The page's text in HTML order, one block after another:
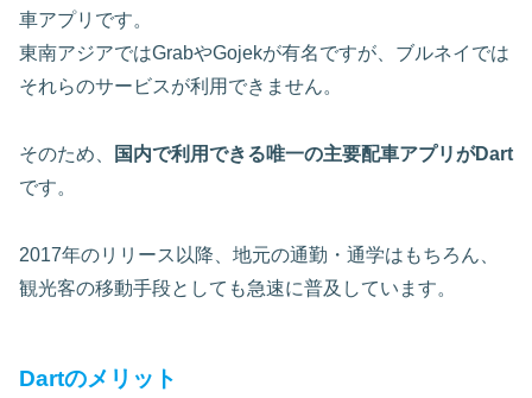
車アプリです。
東南アジアではGrabやGojekが有名ですが、ブルネイでは
それらのサービスが利用できません。
そのため、
国内で利用できる唯一の主要配車アプリがDart
です。
2017年のリリース以降、地元の通勤・通学はもちろん、
観光客の移動手段としても急速に普及しています。
Dartのメリット